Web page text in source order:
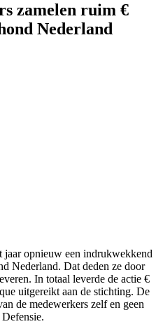
zamelen ruim €
Nederland
jaar opnieuw een indrukwekkend
Nederland. Dat deden ze door
In totaal leverde de actie €
uitgereikt aan de stichting. De
de medewerkers zelf en geen